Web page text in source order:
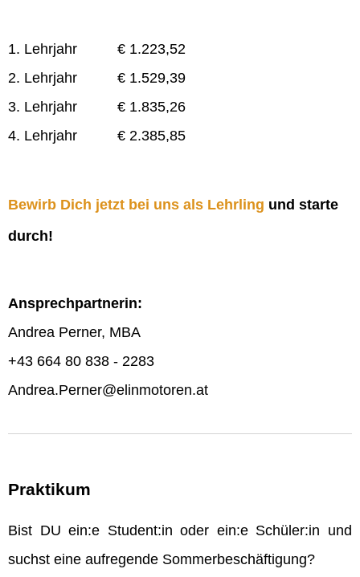
1. Lehrjahr € 1.223,52
2. Lehrjahr € 1.529,39
3. Lehrjahr € 1.835,26
4. Lehrjahr € 2.385,85
Bewirb Dich jetzt bei uns als Lehrling und starte
durch!
Ansprechpartnerin:
Andrea Perner, MBA
+43 664 80 838 - 2283
Andrea.Perner@elinmotoren.at
Praktikum
Bist DU ein:e Student:in oder ein:e Schüler:in und
suchst eine aufregende Sommerbeschäftigung?